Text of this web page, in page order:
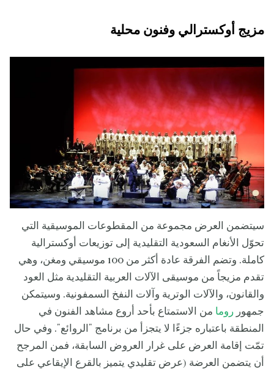
مزيج أوكسترالي وفنون محلية
سيتضمن العرض مجموعة من المقطوعات الموسيقية التي
تحوّل الأنغام السعودية التقليدية إلى توزيعات أوكسترالية
كاملة. وتضم الفرقة عادة أكثر من 100 موسيقي ومغن، وهي
تقدم مزيجاً من موسيقى الآلات العربية التقليدية مثل العود
والقانون، والآلات الوترية وآلات النفخ السمفونية. وسيتمكن
جمهور روما من الاستمتاع بأحد أروع مشاهد الفنون في
المنطقة باعتباره جزءًا لا يتجزأ من برنامج "الروائع". وفي حال
تمّت إقامة العرض على غرار العروض السابقة، فمن المرجح
أن يتضمن العرضة (عرض تقليدي يتميز بالقرع الإيقاعي على